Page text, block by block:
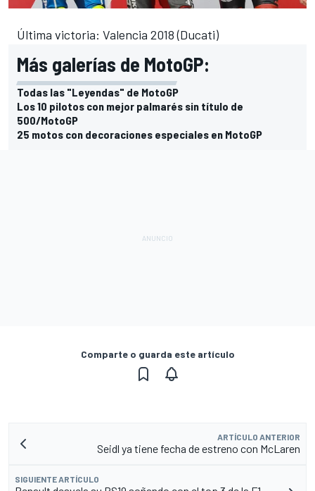
Última victoria: Valencia 2018 (Ducati)
Más galerías de MotoGP:
Todas las "Leyendas" de MotoGP
Los 10 pilotos con mejor palmarés sin título de
500/MotoGP
25 motos con decoraciones especiales en MotoGP
Comparte o guarda este artículo
ARTÍCULO ANTERIOR
Seidl ya tiene fecha de estreno con McLaren
SIGUIENTE ARTÍCULO